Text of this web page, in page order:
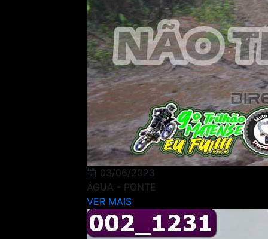
03/06/2023
ÁGUA - PONTE
VER MAIS